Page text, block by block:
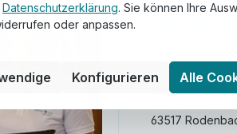
Große
63517
Datenschutzerklärung. Sie können Ihre
oder anpassen.
Konfigurieren Alle